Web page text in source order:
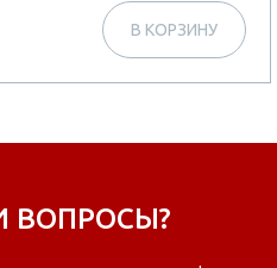
В КОРЗИНУ
ВОПРОСЫ?